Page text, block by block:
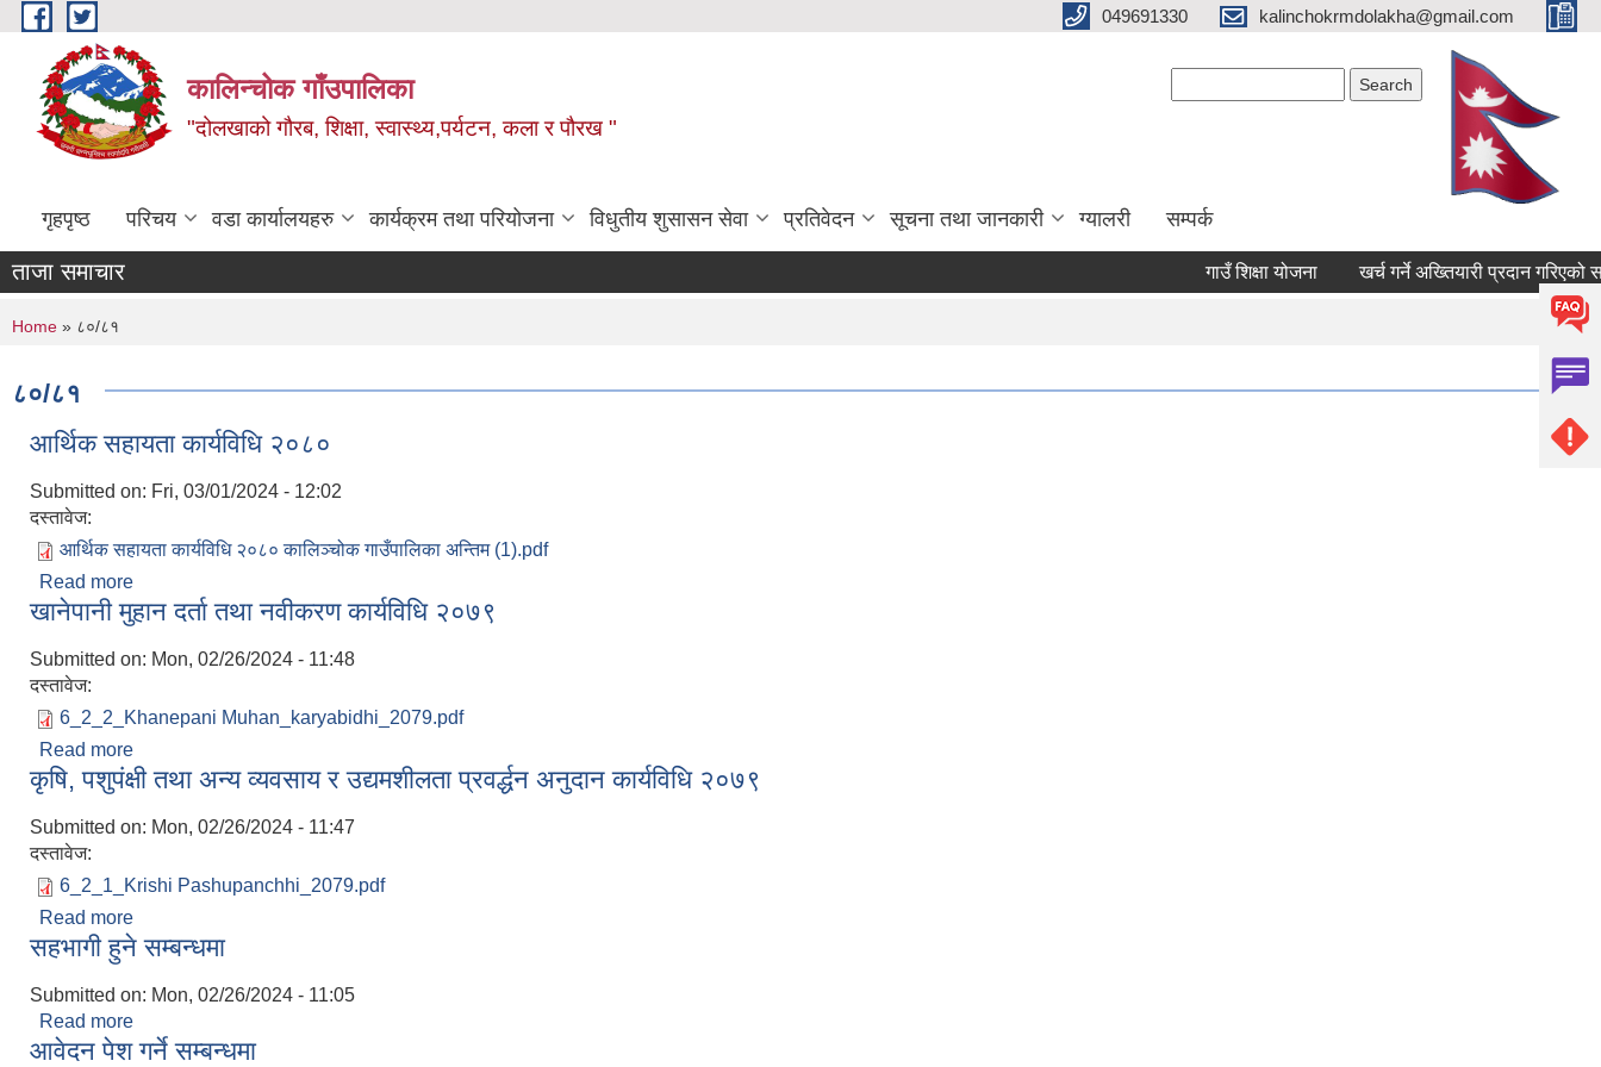
Skip to main content 049691330 kalinchokrmdolakha@gmail.com
कालिन्चोक गाँउपालिका
"दोलखाको गौरब, शिक्षा, स्वास्थ्य,पर्यटन, कला र पौरख "
गृहपृष्ठ परिचय वडा कार्यालयहरु कार्यक्रम तथा परियोजना विधुतीय शुसासन सेवा प्रतिवेदन सूचना तथा जानकारी ग्यालरी सम्पर्क
ताजा समाचार गाउँ शिक्षा योजना खर्च गर्ने अख्तियारी प्रदान गरिएको
You are here
Home » ८०/८१
८०/८१
आर्थिक सहायता कार्यविधि २०८०
Submitted on: Fri, 03/01/2024 - 12:02
दस्तावेज:
आर्थिक सहायता कार्यविधि २०८० कालिञ्चोक गाउँपालिका अन्तिम (1).pdf
Read more
खानेपानी मुहान दर्ता तथा नवीकरण कार्यविधि २०७९
Submitted on: Mon, 02/26/2024 - 11:48
दस्तावेज:
6_2_2_Khanepani Muhan_karyabidhi_2079.pdf
Read more
कृषि, पशुपंक्षी तथा अन्य व्यवसाय र उद्यमशीलता प्रवर्द्धन अनुदान कार्यविधि २०७९
Submitted on: Mon, 02/26/2024 - 11:47
दस्तावेज:
6_2_1_Krishi Pashupanchhi_2079.pdf
Read more
सहभागी हुने सम्बन्धमा
Submitted on: Mon, 02/26/2024 - 11:05
Read more
आवेदन पेश गर्ने सम्बन्धमा